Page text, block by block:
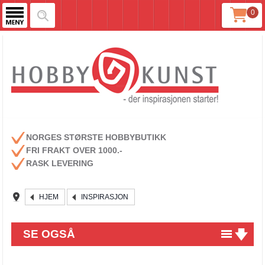
0
NORGES STØRSTE HOBBYBUTIKK
FRI FRAKT OVER 1000.-
RASK LEVERING
HJEM INSPIRASJON
SE OGSÅ